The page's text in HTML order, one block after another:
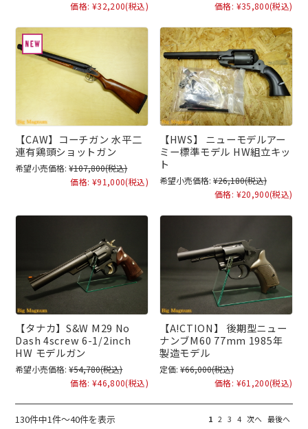
価格: ¥32,200(税込)
価格: ¥35,800(税込)
【CAW】コーチガン 水平二
連有鶏頭ショットガン
希望小売価格: ¥107,800(税込)
価格: ¥91,000(税込)
【HWS】 ニューモデルアー
ミー標準モデル HW組立キッ
ト
希望小売価格: ¥26,180(税込)
価格: ¥20,900(税込)
【タナカ】S&W M29 No
Dash 4screw 6-1/2inch
HW モデルガン
希望小売価格: ¥54,780(税込)
価格: ¥46,800(税込)
【A!CTION】 後期型ニュー
ナンブM60 77mm 1985年
製造モデル
定価: ¥66,000(税込)
価格: ¥61,200(税込)
130件中1件～40件を表示 1 2 3 4 次へ 最後へ